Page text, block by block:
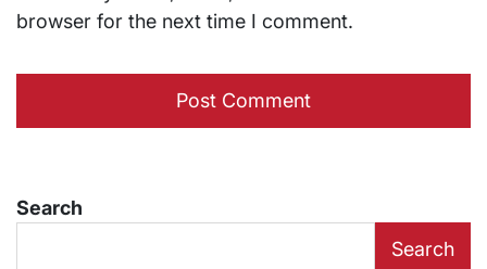
browser for the next time I comment.
Search
Search